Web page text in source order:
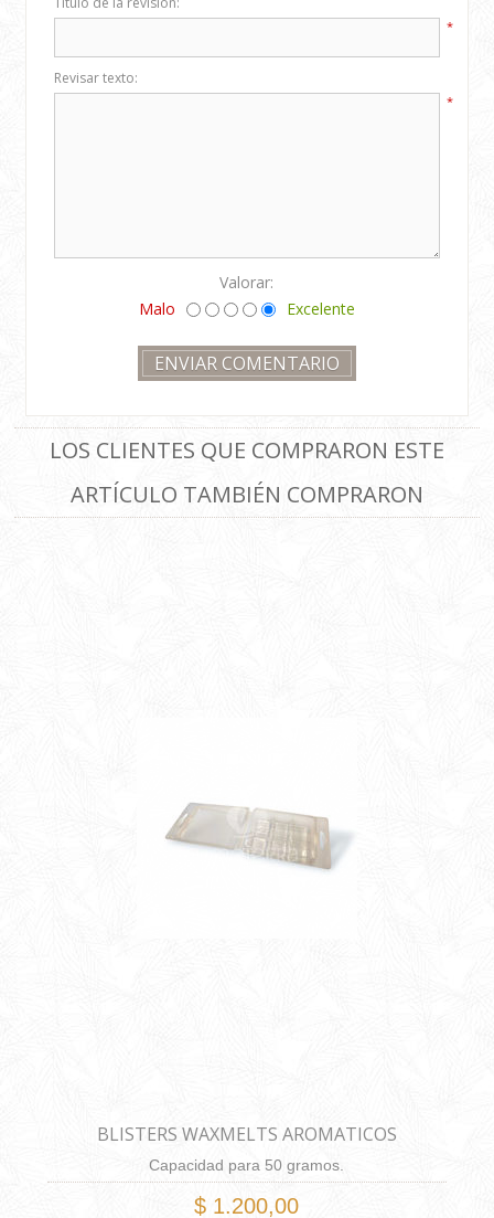
*
Revisar texto:
*
Valorar:
Malo
Excelente
LOS CLIENTES QUE COMPRARON ESTE
ARTÍCULO TAMBIÉN COMPRARON
BLISTERS WAXMELTS AROMATICOS
Capacidad para 50 gramos.
$ 1.200,00